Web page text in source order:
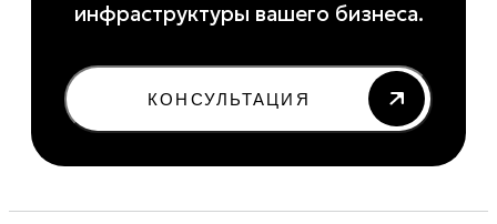
инфраструктуры вашего бизнеса.
КОНСУЛЬТАЦИЯ